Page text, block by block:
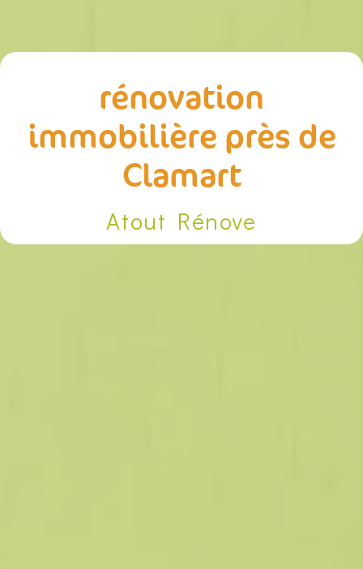
rénovation
immobilière près de
Clamart
Atout Rénove